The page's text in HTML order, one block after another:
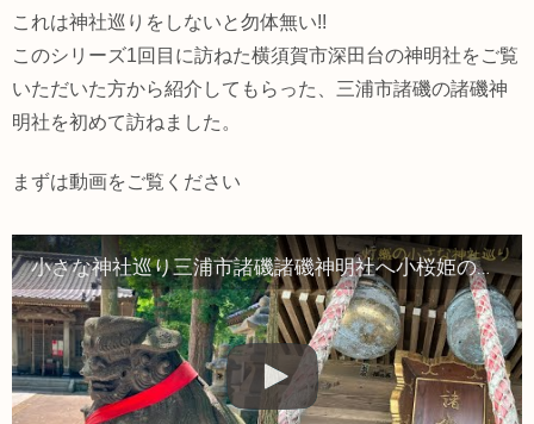
これは神社巡りをしないと勿体無い!!
このシリーズ1回目に訪ねた横須賀市深田台の神明社をご覧
いただいた方から紹介してもらった、三浦市諸磯の諸磯神
明社を初めて訪ねました。
まずは動画をご覧ください
小さな神社巡り三浦市諸磯諸磯神明社へ小桜姫の伝説の真意は?心地良い風に包まれる海沿いの神社